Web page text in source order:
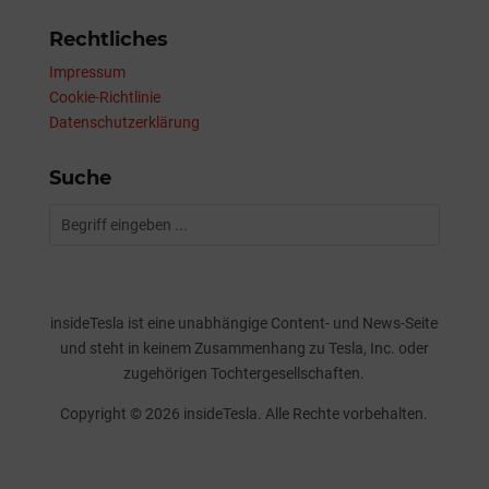
Rechtliches
Impressum
Cookie-Richtlinie
Datenschutzerklärung
Suche
insideTesla ist eine unabhängige Content- und News-Seite
und steht in keinem Zusammenhang zu Tesla, Inc. oder
zugehörigen Tochtergesellschaften.
Copyright © 2026 insideTesla. Alle Rechte vorbehalten.